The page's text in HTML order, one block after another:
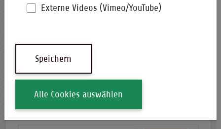
ReferenzPunkteSystem
i-Qpedia
Nach einer Abkürzung suchen
Externe Videos (Vimeo/YouTube)
Speichern
Alle Cookies auswählen